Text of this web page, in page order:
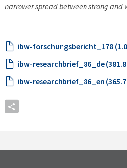
narrower spread between strong and
ibw-forschungsbericht_178
ibw-researchbrief_86_de (381.8
ibw-researchbrief_86_en